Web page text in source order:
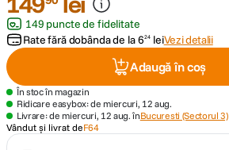
149 puncte de fidelitate
Rate fără dobânda de la624 leiVezi detalii
Adaugă în coș
În stoc în magazin
Ridicare easybox: de miercuri, 12 aug.
Livrare: de miercuri, 12 aug. înBucuresti (Sectorul 3)
Vândut și livrat deF64